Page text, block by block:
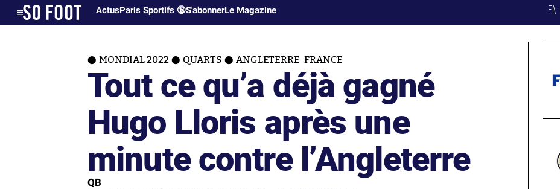
ActusParis Sportifs 🔞S'abonnerLe Magazine
MONDIAL 2022 QUARTS ANGLETERRE-FRANCE
Tout ce qu’a déjà gagné
Hugo Lloris après une
minute contre l’Angleterre
QB